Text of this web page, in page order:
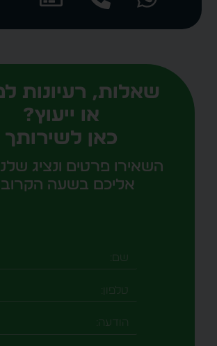
שאלות, רעיונות
או ייעוץ?
כאן לשירותך
השאירו פרטים ונציג
אליכם בשעה
טלפון